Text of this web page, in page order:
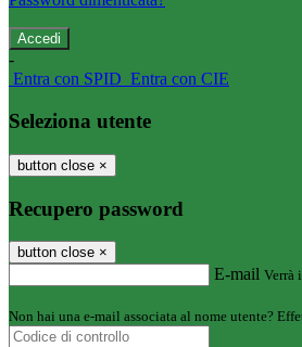
-
Entra con SPID Entra con CIE
Seleziona utente
button close ×
Recupero password
button close ×
E-mail Verrà
Non hai una e-mail associata al nome utente?